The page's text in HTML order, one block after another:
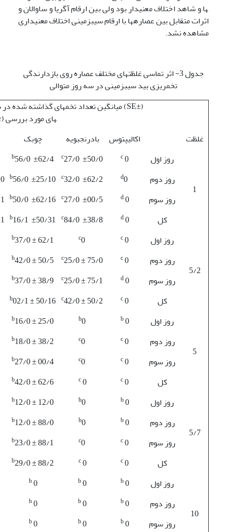
ها و شاهد اختلاف معنی­دار بود ولی بین ارقام آگریا و ساوالان و
اثرات متقابل بین عصاره­ها با ارقام سیب­زمینی اختلاف معنی­داری
مشاهده نشد.
جدول 3- اثر تماسی غلظت­های مختلف عصاره روی بازدارندگی
تخم­ریزی بید سیب­زمینی در سه روز متوالی
غلظت
های مورد بررسی
اکالیپتوس
بادرنجبویه چوبک
1
روز اول c0
c
27/0 ±50/0
56/0 ±62/4
روز دوم
0
32/0 ±62/2
b
56/0 ±25/10
d
روز سوم
d0
c
27/0 ±00/5
b
50/0 ±62/16
کل
d0
c
84/0 ±38/8
16/1 ±50/31
5/2
روز اول c0
0
37/0 ± 62/1
روز دوم
c0
c
25/0 ± 75/0
b
42/0 ± 50/5
روز سوم
d0
25/0 ± 75/1
b
37/0 ± 38/9
کل
c0
42/0 ± 50/2
b
02/1 ± 50/16
5
روز اول b0
b
0
b
16/0 ± 25/0
روز دوم
c0
0
18/0 ± 38/2
روز سوم
c0
0
27/0 ± 00/4
کل
c0
c0
b
42/0 ± 62/6
5/7
روز اول b0
b
0
b
12/0 ± 12/0
روز دوم
b0
b
0
b
12/0 ± 88/0
روز سوم
c0
0
23/0 ± 88/1
کل
c0
c0
29/0 ± 88/2
10
روز اول b0
b0
b0
روز دوم
b0
b0
b0
روز سوم
b0
b0
b0